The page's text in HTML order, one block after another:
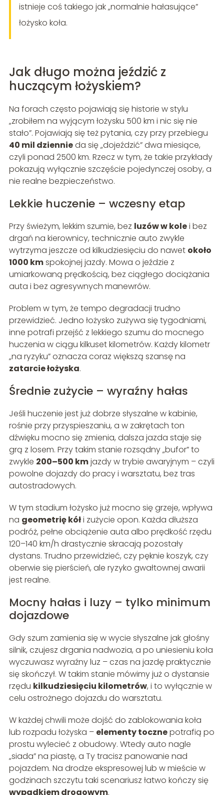
istnieje coś takiego jak „normalnie hałasujące”
łożysko koła.
Jak długo można jeździć z
huczącym łożyskiem?
Na forach często pojawiają się historie w stylu
„zrobiłem na wyjącym łożysku 500 km i nic się nie
stało”. Pojawiają się też pytania, czy przy przebiegu
40 mil dziennieda się „dojeździć” dwa miesiące,
czyli ponad 2500 km. Rzecz w tym, że takie przykłady
pokazują wyłącznie szczęście pojedynczej osoby, a
nie realne bezpieczeństwo.
Lekkie huczenie – wczesny etap
Przy świeżym, lekkim szumie, bez luzów w kolei bez
drgań na kierownicy, technicznie auto zwykle
wytrzyma jeszcze od kilkudziesięciu do nawet około
1000 kmspokojnej jazdy. Mowa o jeździe z
umiarkowaną prędkością, bez ciągłego dociążania
auta i bez agresywnych manewrów.
Problem w tym, że tempo degradacji trudno
przewidzieć. Jedno łożysko zużywa się tygodniami,
inne potrafi przejść z lekkiego szumu do mocnego
huczenia w ciągu kilkuset kilometrów. Każdy kilometr
„na ryzyku” oznacza coraz większą szansę na
zatarcie łożyska.
Średnie zużycie – wyraźny hałas
Jeśli huczenie jest już dobrze słyszalne w kabinie,
rośnie przy przyspieszaniu, a w zakrętach ton
dźwięku mocno się zmienia, dalsza jazda staje się
grą z losem. Przy takim stanie rozsądny „bufor” to
zwykle 200–500 kmjazdy w trybie awaryjnym – czyli
powolne dojazdy do pracy i warsztatu, bez tras
autostradowych.
W tym stadium łożysko już mocno się grzeje, wpływa
na geometrię kółi zużycie opon. Każda dłuższa
podróż, pełne obciążenie auta albo prędkość rzędu
120–140 km/h drastycznie skracają pozostały
dystans. Trudno przewidzieć, czy pęknie koszyk, czy
oberwie się pierścień, ale ryzyko gwałtownej awarii
jest realne.
Mocny hałas i luzy – tylko minimum
dojazdowe
Gdy szum zamienia się w wycie słyszalne jak głośny
silnik, czujesz drgania nadwozia, a po uniesieniu koła
wyczuwasz wyraźny luz – czas na jazdę praktycznie
się skończył. W takim stanie mówimy już o dystansie
rzędu kilkudziesięciu kilometrów, i to wyłącznie w
celu ostrożnego dojazdu do warsztatu.
W każdej chwili może dojść do zablokowania koła
lub rozpadu łożyska – elementy tocznepotrafią po
prostu wylecieć z obudowy. Wtedy auto nagle
„siada” na piastę, a Ty tracisz panowanie nad
pojazdem. Na drodze ekspresowej lub w mieście w
godzinach szczytu taki scenariusz łatwo kończy się
wypadkiem drogowym.